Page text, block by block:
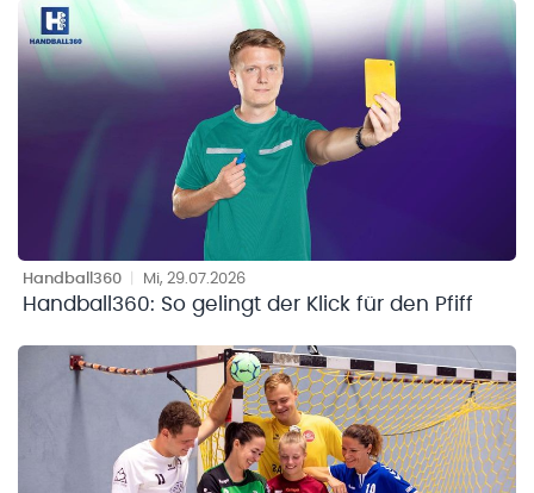
Handball360 Mi, 29.07.2026
Handball360: So gelingt der Klick für den Pfiff